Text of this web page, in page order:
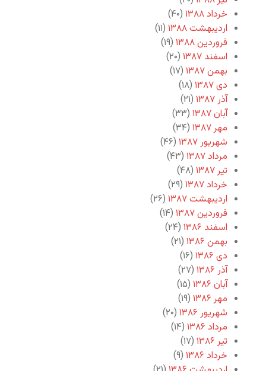
خرداد ۱۳۸۸
(۴۰)
اردیبهشت ۱۳۸۸
(۱۱)
فروردین ۱۳۸۸
(۱۹)
اسفند ۱۳۸۷
(۲۰)
بهمن ۱۳۸۷
(۱۷)
دی ۱۳۸۷
(۱۸)
آذر ۱۳۸۷
(۲۱)
آبان ۱۳۸۷
(۳۳)
مهر ۱۳۸۷
(۳۴)
شهریور ۱۳۸۷
(۴۶)
مرداد ۱۳۸۷
(۴۳)
تیر ۱۳۸۷
(۴۸)
خرداد ۱۳۸۷
(۲۹)
اردیبهشت ۱۳۸۷
(۲۶)
فروردین ۱۳۸۷
(۱۴)
اسفند ۱۳۸۶
(۲۴)
بهمن ۱۳۸۶
(۲۱)
دی ۱۳۸۶
(۱۶)
آذر ۱۳۸۶
(۲۷)
آبان ۱۳۸۶
(۱۵)
مهر ۱۳۸۶
(۱۹)
شهریور ۱۳۸۶
(۲۰)
مرداد ۱۳۸۶
(۱۴)
تیر ۱۳۸۶
(۱۷)
خرداد ۱۳۸۶
(۹)